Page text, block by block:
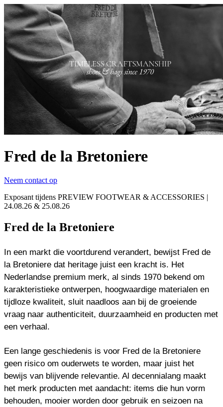
Fred de la Bretoniere
Neem contact op
Exposant tijdens PREVIEW FOOTWEAR & ACCESSORIES |
24.08.26 & 25.08.26
Fred de la Bretoniere
In een markt die voortdurend verandert, bewijst Fred de
la Bretoniere dat heritage juist een kracht is. Het
Nederlandse premium merk, al sinds 1970 bekend om
karakteristieke ontwerpen, hoogwaardige materialen en
tijdloze kwaliteit, sluit naadloos aan bij de groeiende
vraag naar authenticiteit, duurzaamheid en producten met
een verhaal.
Een lange geschiedenis is voor Fred de la Bretoniere
geen risico om ouderwets te worden, maar juist het
bewijs van blijvende relevantie. Al decennialang maakt
het merk producten met aandacht: items die hun vorm
behouden, mooier worden door gebruik en seizoen na